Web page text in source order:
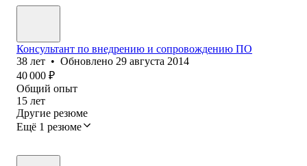
Консультант по внедрению и сопровождению ПО
38 лет • Обновлено 29 августа 2014
40 000 ₽
Общий опыт
15 лет
Другие резюме
Ещё 1 резюме